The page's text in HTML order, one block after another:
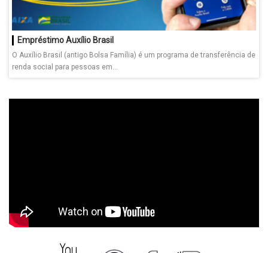
Empréstimo Auxílio Brasil
O Auxílio Brasil (antigo Bolsa Família) é um programa de transferência de
renda social para pessoas em...